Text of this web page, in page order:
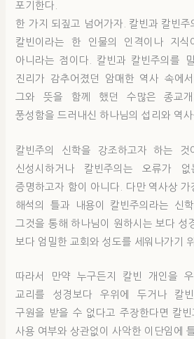
포기한다.
한 가지 되짚고 넘어가자. 칼빈과 칼빈
칼빈이라는 한 인물의 인격이나 지식
아니라는 점이다. 칼빈과 칼빈주의를
진리가 감추어졌던 암매한 역사 속에
그와 뜻을 함께 했던 수많은 종교개
풍성함을 드러내신 하나님의 섭리와 역
칼빈주의 신학을 강조하고자 하는
신성시하거나 칼빈주의는 오류가
증명하고자 함이 아니다. 다만 역사상 가
해석의 틀과 내용이 칼빈주의라는 신
그것을 통해 하나님이 원하시는 보다 성
보다 엄밀한 교회와 성도를 세워나가기
따라서 만약 누구든지 칼빈 개인을 우
교리를 성경보다 우위에 두거나 칼
구원을 받을 수 없다고 주장한다면 칼빈
사용 여부와 상관없이 사악한 이단임에